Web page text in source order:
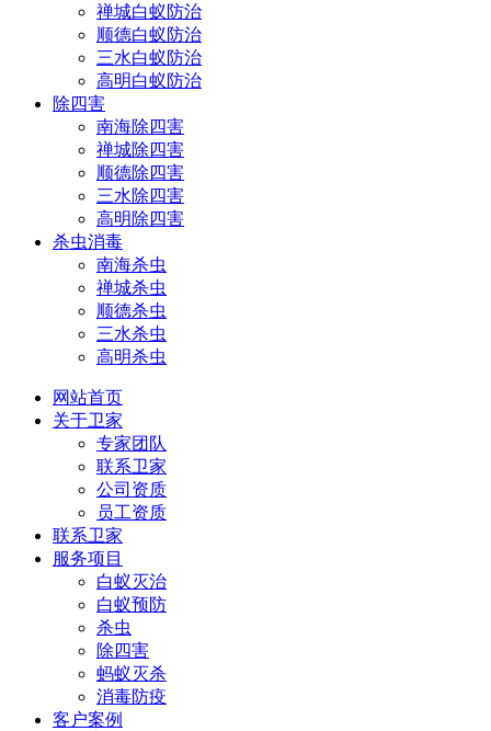
禅城白蚁防治
顺德白蚁防治
三水白蚁防治
高明白蚁防治
除四害
南海除四害
禅城除四害
顺德除四害
三水除四害
高明除四害
杀虫消毒
南海杀虫
禅城杀虫
顺德杀虫
三水杀虫
高明杀虫
网站首页
关于卫家
专家团队
联系卫家
公司资质
员工资质
联系卫家
服务项目
白蚁灭治
白蚁预防
杀虫
除四害
蚂蚁灭杀
消毒防疫
客户案例